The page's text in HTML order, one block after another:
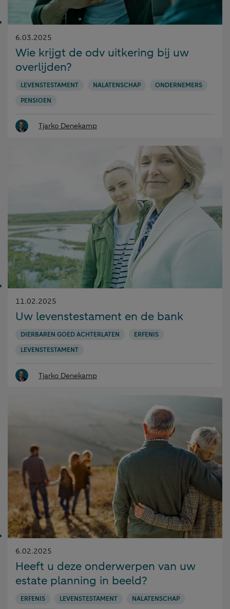
Gepubliceerd
op:
6.03.2025
Wie krijgt de odv uitkering bij uw
overlijden?
LEVENSTESTAMENT NALATENSCHAP
ONDERNEMERS
PENSIOEN
Tjarko Denekamp
Gepubliceerd
op:
11.02.2025
Uw levenstestament en de bank
DIERBAREN GOED ACHTERLATEN
ERFENIS
LEVENSTESTAMENT
Tjarko Denekamp
Gepubliceerd
op:
6.02.2025
Heeft u deze onderwerpen van uw
estate planning in beeld?
ERFENIS LEVENSTESTAMENT
NALATENSCHAP